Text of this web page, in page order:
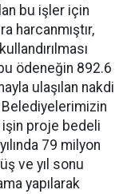
bu işler için
harcanmıştır,
ödeneğin 892.6
ulaşılan nakdi
işin proje bedeli
79 milyon
ve yıl sonu
yapılarak